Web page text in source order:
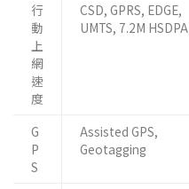
行
動
上
網
速
度
CSD, GPRS, EDGE,
UMTS, 7.2M HSDPA
G
P
S
Assisted GPS,
Geotagging